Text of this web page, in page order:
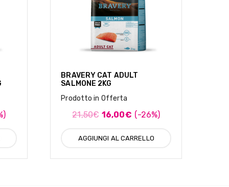
BRAVERY CAT ADULT
SALMONE 2KG
Prodotto in Offerta
21,50€ 16,00€ (-26%)
AGGIUNGI AL CARRELLO